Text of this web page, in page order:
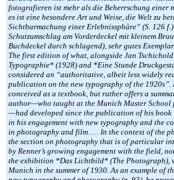
fotografieren ist mehr als die Beherrschung einer
es ist eine besondere Art und Weise, die Welt zu
Sichtbarmachung einer Erlebnissphäre“ (S. 126
Schutzumschlag am Vorderdeckel mit kleinem
Buchdeckel durch schlagend), sehr gutes Exemplar.
The first edition of what, alongside Jan
Typographie* (1928) and *Eine Stunde
considered an “authoritative, albeit less widely
publication on the new typography of the 1920s”.
conceived as a textbook, but rather offers a
author—who taught at the Munich Master School
—had developed since the publication of his book
in his engagement with new typography and the
in photography and film. … In the context of the
the section on photography that is of particular
by Renner’s growing engagement with the field,
the exhibition *Das Lichtbild* (The Photograph),
Munich in the summer of 1930. As an example of